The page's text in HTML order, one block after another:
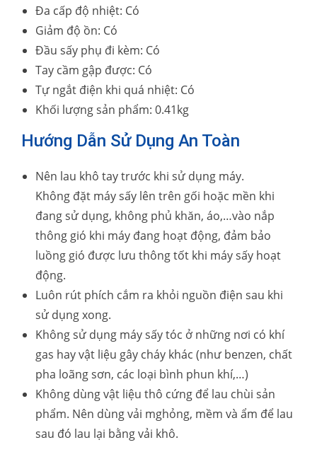
Đa cấp độ nhiệt: Có
Giảm độ ồn: Có
Đầu sấy phụ đi kèm: Có
Tay cầm gập được: Có
Tự ngắt điện khi quá nhiệt: Có
Khối lượng sản phẩm: 0.41kg
Hướng Dẫn Sử Dụng An Toàn
Nên lau khô tay trước khi sử dụng máy.
Không đặt máy sấy lên trên gối hoặc mền khi
đang sử dụng, không phủ khăn, áo,…vào nắp
thông gió khi máy đang hoạt động, đảm bảo
luồng gió được lưu thông tốt khi máy sấy hoạt
động.
Luôn rút phích cắm ra khỏi nguồn điện sau khi
sử dụng xong.
Không sử dụng máy sấy tóc ở những nơi có khí
gas hay vật liệu gây cháy khác (như benzen, chất
pha loãng sơn, các loại bình phun khí,…)
Không dùng vật liệu thô cứng để lau chùi sản
phẩm. Nên dùng vải mghỏng, mềm và ẩm để lau
sau đó lau lại bằng vải khô.